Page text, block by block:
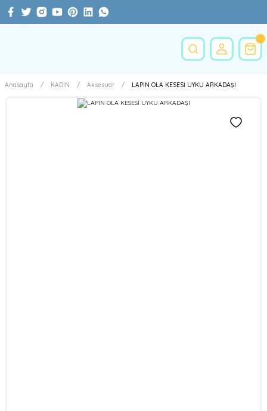
Anasayfa KADIN Aksesuar LAPIN OLA KESESİ UYKU ARKADAŞI